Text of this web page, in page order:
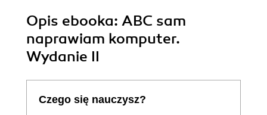
Opis ebooka: ABC sam
naprawiam komputer.
Wydanie II
Czego się nauczysz?